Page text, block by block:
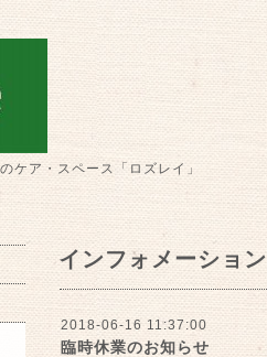
ケア・スペース「ロズレイ」
インフォメーション
2018-06-16 11:37:00
臨時休業のお知らせ